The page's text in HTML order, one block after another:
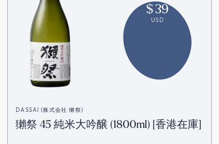
$39
USD
DASSAI (株式会社 獺祭)
獺祭 45 純米大吟醸 (1800ml) [香港在庫]